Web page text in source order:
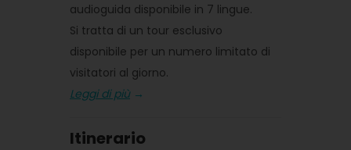
audioguida disponibile in 7 lingue.
Si tratta di un tour esclusivo
disponibile per un numero limitato di
visitatori al giorno.
Leggi di più→
Itinerario